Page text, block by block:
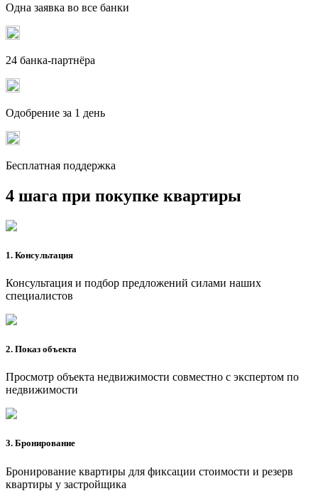
Одна заявка во все банки
24 банка-партнёра
Одобрение за 1 день
Бесплатная поддержка
4 шага при покупке квартиры
1. Консультация
Консультация и подбор предложений силами наших
специалистов
2. Показ объекта
Просмотр объекта недвижимости совместно с экспертом по
недвижимости
3. Бронирование
Бронирование квартиры для фиксации стоимости и резерв
квартиры у застройщика